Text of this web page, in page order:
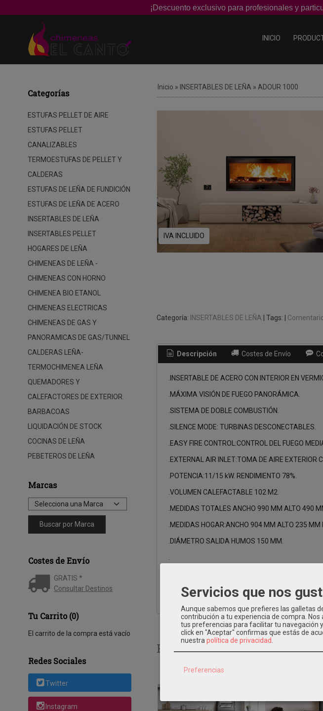
¡Descuento exclusivo para profesionales y
INICIO
Categorías
ESTUFAS PELLET DE AIRE
ESTUFAS PELLET
CANALIZABLES
TERMOESTUFAS DE PELLET Y
CALDERAS
ESTUFAS DE LEÑA DE FUNDICIÓN
ESTUFAS DE LEÑA DE ACERO
INSERTABLES DE LEÑA
INSERTABLES PELLET
HOGARES DE LEÑA
CHIMENEAS DE LEÑA -
CHIMENEAS CON HORNO
CHIMENEA BIO ETANOL
CHIMENEAS ELECTRICAS
CHIMENEAS DE GAS Y
PANORAMICAS DE GAS/TUNNEL
CALDERAS LEÑA-
TERMOCHIMENEA LEÑA
QUEMADORES Y
CALEFACTORES DE EXTERIOR.
BARBACOAS
LIQUIDACIÓN DE STOCK
COCINAS DE LEÑA
PEBETEROS DE LEÑA
Marcas
Costes de Envío
GRATIS *
Consultar Destinos
Tu Carrito (0)
El carrito de la compra está vacío
Redes Sociales
Twitter
Instagram
Inicio » INSERTABLES DE LEÑA » ADOUR 1000
IVA INCLUIDO
Categoría: INSERTABLES DE LEÑA Tags:
Descripción Costes de Envío
.INSERTABLE DE ACERO CON INTERIOR EN
.MÁXIMA VISIÓN DE FUEGO PANORÁMICA.
.SISTEMA DE DOBLE COMBUSTIÓN.
.SILENCE MODE: TURBINAS DESCONECTABLES.
.EASY FIRE CONTROL:CONTROL DEL FUEGO
.EXTERNAL AIR INLET:TOMA DE AIRE EXTERIOR
.POTENCIA:11/15 kW. RENDIMIENTO 78%.
.VOLUMEN CALEFACTABLE 102 M2.
.MEDIDAS TOTALES ANCHO 990 MM ALTO 490
.MEDIDAS HOGAR:ANCHO 904 MM ALTO 235 MM
.DIÁMETRO SALIDA HUMOS 150 MM.
Productos Relacionados
Servicios que nos
Aunque sabemos que prefieres las galletas
contribución a tu experiencia de compra.
tus preferencias para facilitar tu navegación
click en "Aceptar" confirmas que estás de
nuestrapolítica de privacidad.
Preferencias